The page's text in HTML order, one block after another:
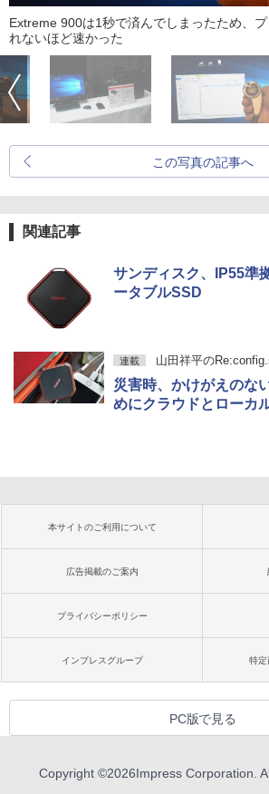
Extreme 900は1秒で済んでしまったため、
れないほど速かった
この写真の記事へ
関連記事
サンディスク、IP55準
ータブルSSD
連載 山田祥平の
災害時、かけがえのな
めにクラウドとローカ
本サイトのご利用について
広告掲載のご案内
プライバシーポリシー
インプレスグループ 特定
PC版で見る
Copyright ©2026Impress Corporation.